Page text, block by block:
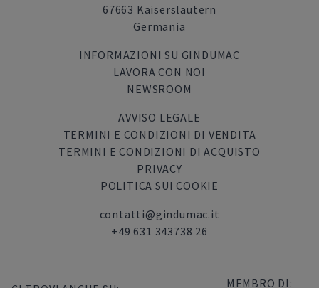
67663 Kaiserslautern
Germania
INFORMAZIONI SU GINDUMAC
LAVORA CON NOI
NEWSROOM
AVVISO LEGALE
TERMINI E CONDIZIONI DI VENDITA
TERMINI E CONDIZIONI DI ACQUISTO
PRIVACY
POLITICA SUI COOKIE
contatti@gindumac.it
+49 631 343738 26
MEMBRO DI: